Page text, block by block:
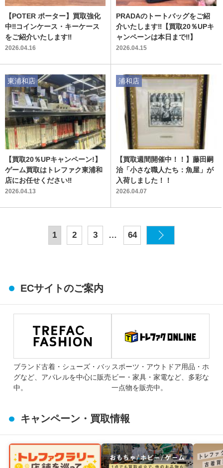
【POTER ポーター】買取強化
中‼コインケース・キーケース
をご紹介いたします‼
2026.04.16
PRADAのトートバッグをご紹
介いたします‼【買取20％UPキ
ャンペーンは本日まで‼】
2026.04.15
【買取20％UPキャンペーン!】
ゲーム買取はトレファク東浦和
店にお任せください‼
2026.04.13
東浦和店
【買取週間開催中！！】藤田嗣
治「小さな職人たち：魚屋」が
入荷しました！！
2026.04.07
浦和店
1 2 3 … 64
ECサイトのご案内
ブランド古着・シューズ・バッ
グなど、アパレルを中心に販売
中。
スポーツ・アウトドア用品・ホ
ビー・家具・家電など、多彩な
一点物を販売中。
キャンペーン・買取情報